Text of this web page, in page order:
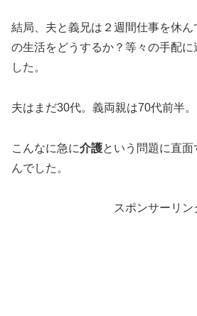
結局、夫と義兄は２週間仕事を休
の生活をどうするか？等々の手配に
した。
夫はまだ30代。義両親は70代前半。
こんなに急に介護という問題に直
んでした。
スポンサーリン